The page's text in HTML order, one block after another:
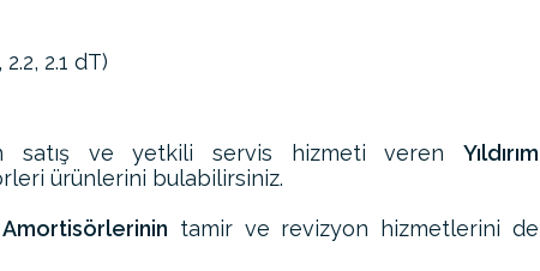
2.1 dT)
satış ve yetkili servis hizmeti verenYıldırım
ürünlerini bulabilirsiniz.
tamir ve revizyon hizmetlerini de